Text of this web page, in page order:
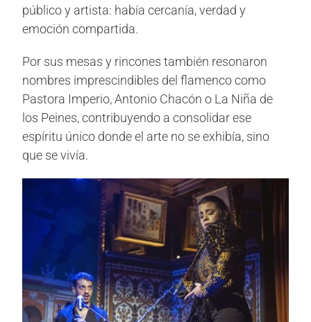
público y artista: había cercanía, verdad y
emoción compartida.
Por sus mesas y rincones también resonaron
nombres imprescindibles del flamenco como
Pastora Imperio, Antonio Chacón o La Niña de
los Peines, contribuyendo a consolidar ese
espíritu único donde el arte no se exhibía, sino
que se vivía.